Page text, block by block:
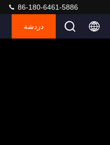
86-180-6461-5886
دردشة